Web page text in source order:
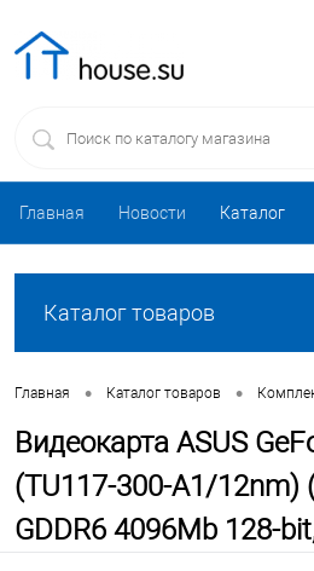
Главная Новости Каталог
Каталог товаров
Главная • Каталог товаров •
Видеокарта ASUS
(TU117-300-A1/12nm)
GDDR6 4096Mb 128-